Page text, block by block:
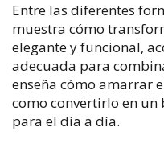
Entre las diferentes
muestra cómo
elegante y funcional,
adecuada para
enseña cómo amarrar
como convertirlo en un
para el día a día.